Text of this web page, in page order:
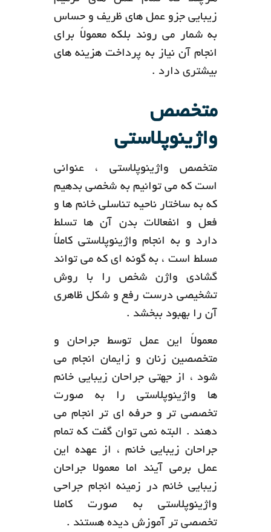
زیبایی جزو عمل های ظریف و حساس
به شمار می روند بلکه معمولاً برای
انجام آن نیاز به پرداخت هزینه های
بیشتری دارد .
متخصص
واژینوپلاستی
متخصص واژینوپلاستی ، عنوانی
است که می توانیم به شخصی بدهیم
که به ساختار ناحیه تناسلی خانم ها و
فعل و انفعالات بدن آن ها تسلط
دارد و به انجام واژینوپلاستی کاملاً
مسلط است ، به گونه ای که می تواند
گشادی واژن شخص را با روش
تشخیصی درست رفع و شکل ظاهری
آن را بهبود ببخشد .
معمولاً این عمل توسط جراحان و
متخصصین زنان و زایمان انجام می
شود ، از جهتی جراحان زیبایی خانم
ها واژینوپلاستی را به صورت
تخصصی تر و حرفه ای تر انجام می
دهند . البته نمی توان گفت که تمام
جراحان زیبایی خانم ، از عهده این
عمل برمی آیند اما معمولا جراحان
زیبایی خانم در زمینه انجام جراحی
واژینوپلاستی به صورت کاملا
تخصصی تر آموزش دیده ‌هستند .